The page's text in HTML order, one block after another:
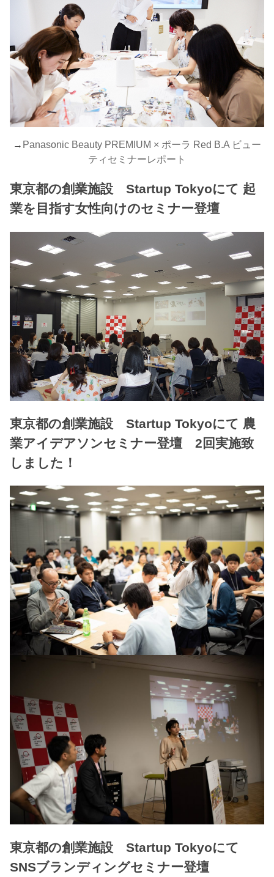
→ Panasonic Beauty PREMIUM × ポーラ Red B.A ビュー
ティセミナーレポート
東京都の創業施設 Startup Tokyoにて 起
業を目指す女性向けのセミナー登壇
東京都の創業施設 Startup Tokyoにて 農
業アイデアソンセミナー登壇 2回実施致
しました！
東京都の創業施設 Startup Tokyoにて
SNSブランディングセミナー登壇